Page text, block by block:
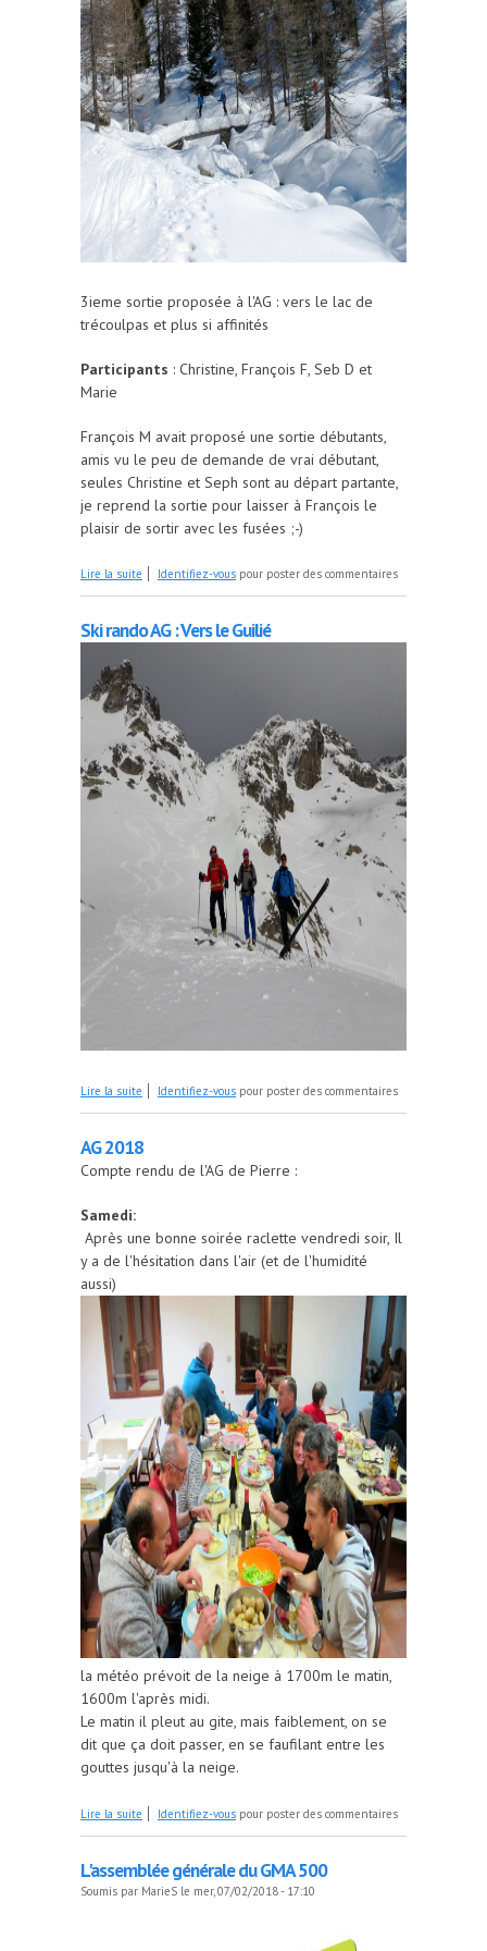
3ieme sortie proposée à l'AG : vers le lac de
trécoulpas et plus si affinités
Participants : Christine, François F, Seb D et
Marie
François M avait proposé une sortie débutants,
amis vu le peu de demande de vrai débutant,
seules Christine et Seph sont au départ partante,
je reprend la sortie pour laisser à François le
plaisir de sortir avec les fusées ;-)
Lire la suite de Ski rando AG : vers le lac de Trécoulpas et plus
Identifiez-vous pour poster des commentaires
Ski rando AG : Vers le Guilié
Lire la suite de Ski rando AG : Vers le Guilié
Identifiez-vous pour poster des commentaires
AG 2018
Compte rendu de l'AG de Pierre :
Samedi:
Après une bonne soirée raclette vendredi soir, Il
y a de l'hésitation dans l'air (et de l'humidité
aussi)
la météo prévoit de la neige à 1700m le matin,
1600m l'après midi.
Le matin il pleut au gite, mais faiblement, on se
dit que ça doit passer, en se faufilant entre les
gouttes jusqu'à la neige.
Lire la suite de AG 2018
Identifiez-vous pour poster des commentaires
L'assemblée générale du GMA 500
Soumis par MarieS le mer, 07/02/2018 - 17:10